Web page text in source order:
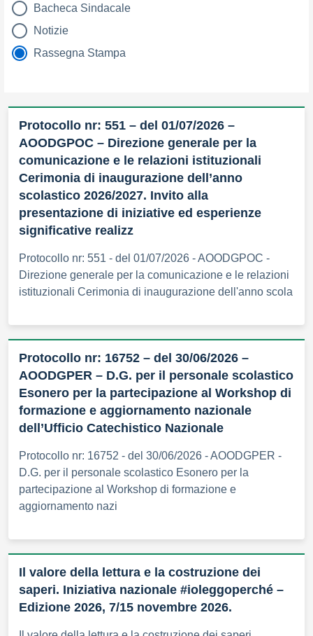
Bacheca Sindacale
Notizie
Rassegna Stampa
Protocollo nr: 551 – del 01/07/2026 –
AOODGPOC – Direzione generale per la
comunicazione e le relazioni istituzionali
Cerimonia di inaugurazione dell’anno
scolastico 2026/2027. Invito alla
presentazione di iniziative ed esperienze
significative realizz
Protocollo nr: 551 - del 01/07/2026 - AOODGPOC -
Direzione generale per la comunicazione e le relazioni
istituzionali Cerimonia di inaugurazione dell'anno scola
Protocollo nr: 16752 – del 30/06/2026 –
AOODGPER – D.G. per il personale scolastico
Esonero per la partecipazione al Workshop di
formazione e aggiornamento nazionale
dell’Ufficio Catechistico Nazionale
Protocollo nr: 16752 - del 30/06/2026 - AOODGPER -
D.G. per il personale scolastico Esonero per la
partecipazione al Workshop di formazione e
aggiornamento nazi
Il valore della lettura e la costruzione dei
saperi. Iniziativa nazionale #ioleggoperché –
Edizione 2026, 7/15 novembre 2026.